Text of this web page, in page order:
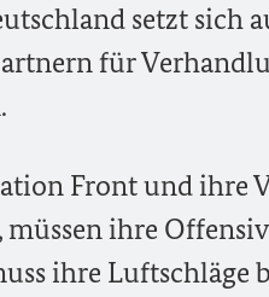
setzt sich
für
Front und ihre
ihre
ihre Luftschläge